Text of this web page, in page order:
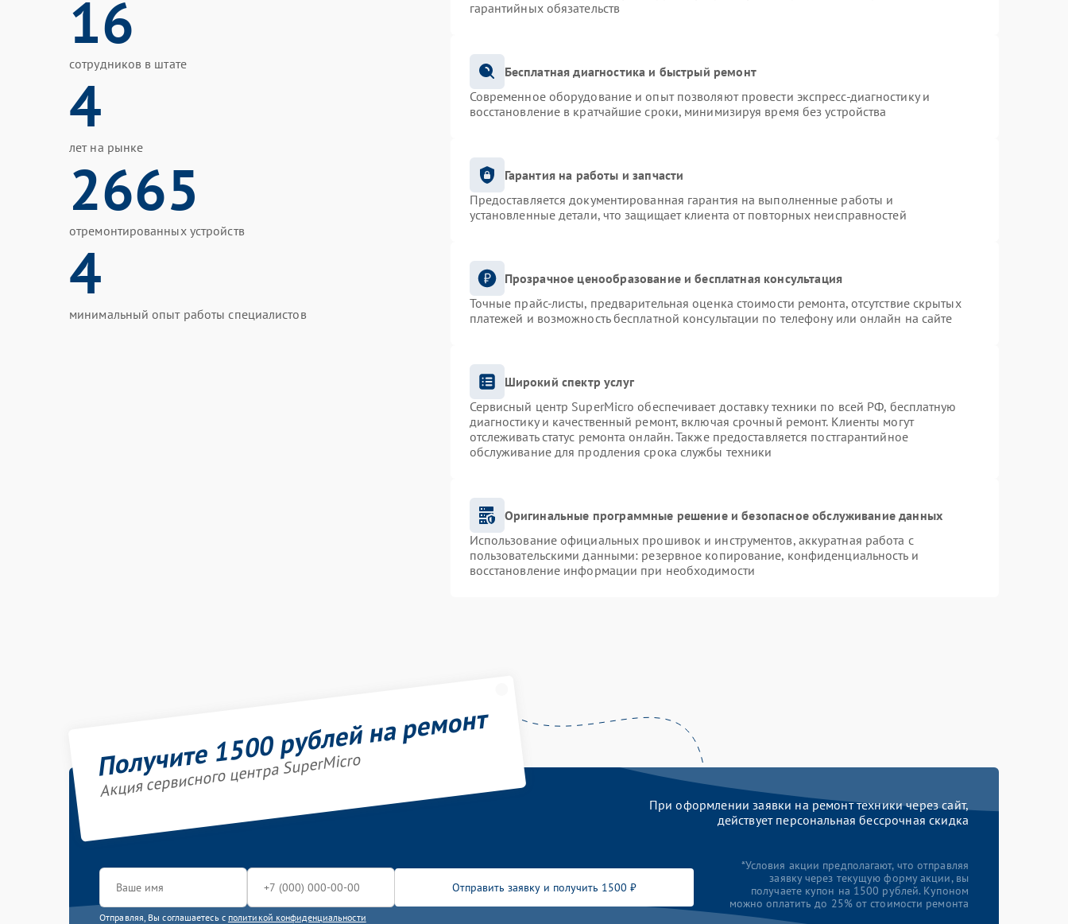
16
сотрудников в штате
4
лет на рынке
2665
отремонтированных устройств
4
минимальный опыт работы специалистов
гарантийных обязательств
Бесплатная диагностика и быстрый ремонт
Современное оборудование и опыт позволяют провести экспресс-диагностику и
восстановление в кратчайшие сроки, минимизируя время без устройства
Гарантия на работы и запчасти
Предоставляется документированная гарантия на выполненные работы и
установленные детали, что защищает клиента от повторных неисправностей
Прозрачное ценообразование и бесплатная консультация
Точные прайс-листы, предварительная оценка стоимости ремонта, отсутствие скрытых
платежей и возможность бесплатной консультации по телефону или онлайн на сайте
Широкий спектр услуг
Сервисный центр SuperMicro обеспечивает доставку техники по всей РФ, бесплатную
диагностику и качественный ремонт, включая срочный ремонт. Клиенты могут
отслеживать статус ремонта онлайн. Также предоставляется постгарантийное
обслуживание для продления срока службы техники
Оригинальные программные решение и безопасное обслуживание данных
Использование официальных прошивок и инструментов, аккуратная работа с
пользовательскими данными: резервное копирование, конфиденциальность и
восстановление информации при необходимости
Получите 1500 рублей на ремонт
Акция сервисного центра SuperMicro
При оформлении заявки на ремонт техники через сайт,
действует персональная бессрочная скидка
Отправить заявку и получить 1500 ₽
Отправляя, Вы соглашаетесь с политикой конфиденциальности
*Условия акции предполагают, что отправляя
заявку через текущую форму акции, вы
получаете купон на 1500 рублей. Купоном
можно оплатить до 25% от стоимости ремонта